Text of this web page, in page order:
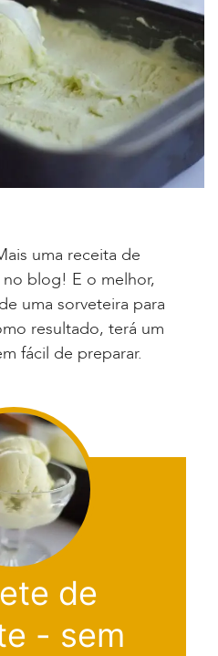
uma receita de
blog! E o melhor,
uma sorveteira para
resultado, terá um
fácil de preparar.
de
- sem